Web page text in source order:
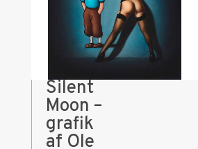
Silent
Moon –
grafik
af Ole